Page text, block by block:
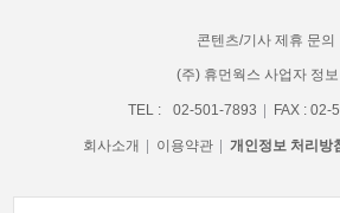
콘텐츠/기사 제휴 문의
(주) 휴먼웍스 사업자 정보
TEL : 02-501-7893 FAX : 02-
회사소개 이용약관 개인정보 처리방